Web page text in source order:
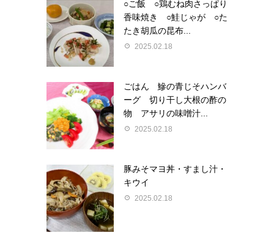
○ご飯 ○鶏むね肉さっぱり
香味焼き ○鮭じゃが ○た
たき胡瓜の昆布...
2025.02.18
ごはん 鰺の青じそハンバ
ーグ 切り干し大根の酢の
物 アサリの味噌汁...
2025.02.18
豚みそマヨ丼・すまし汁・
キウイ
2025.02.18